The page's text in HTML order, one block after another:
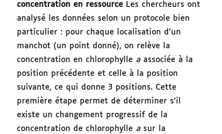
concentration en ressource Les chercheurs ont
analysé les données selon un protocole bien
particulier : pour chaque localisation d’un
manchot (un point donné), on relève la
concentration en chlorophylle aassociée à la
position précédente et celle à la position
suivante, ce qui donne 3 positions. Cette
première étape permet de déterminer s’il
existe un changement progressif de la
concentration de chlorophylle asur la